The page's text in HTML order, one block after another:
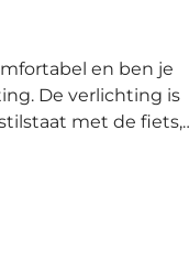
De verlichting is
met de fiets,
wachten bij